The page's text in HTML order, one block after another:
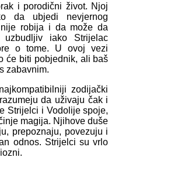
i porodični život. Njoj
da ubjedi nevjernog
robija i da može da
iako Strijelac
o tome. U ovoj vezi
će biti pobjednik, ali baš
zabavnim.
zodijački
da uživaju čak i
Strijelci i Vodolije spoje,
magija. Njihove duše
prepoznaju, povezuju i
odnos. Strijelci su vrlo